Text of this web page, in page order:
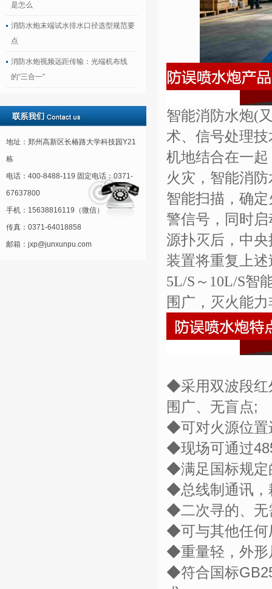
是怎么
消防水炮末端试水排水口径选型规范要
点
消防水炮视频远距传输：光端机布线
的“三合一”
地址：郑州高新区长椿路大学科技园Y21
栋
电话：400-8488-119 固定电话：0371-
67637800
手机：15638816119（微信）
传真：0371-64018858
邮箱：jxp@junxunpu.com
智能消防水炮(
术、信号处理
机地结合在一
火灾，智能消
智能扫描，确
警信号，同时
源扑灭后，中
装置将重复上
5L/S～10L/S智
围广，灭火能
◆采用双波段红
围广、无盲点;
◆可对火源位置
◆现场可通过
◆满足国标规定
◆总线制通讯，
◆二次寻的、无
◆可与其他任何
◆重量轻，外形
◆符合国标